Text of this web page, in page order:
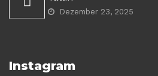
Dezember 23, 2025
Instagram